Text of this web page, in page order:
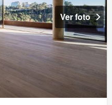
Ver foto